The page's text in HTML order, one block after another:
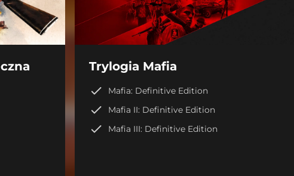
Trylogia Mafia
Mafia: Definitive Edition
Mafia II: Definitive Edition
Mafia III: Definitive Edition